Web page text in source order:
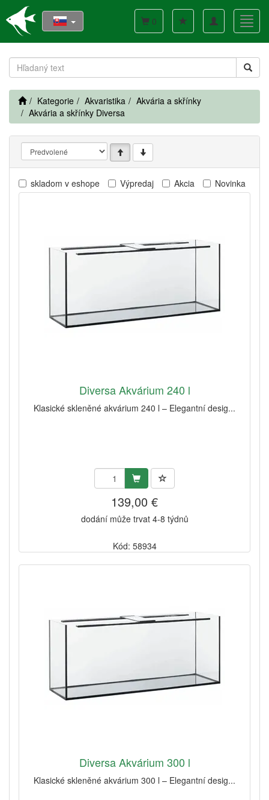
Toggle
navigation
0
Kategorie Akvaristika
Akvária a skřínky
Akvária a skřínky Diversa
skladom v eshope Výpredaj Akcia Novinka
Diversa Akvárium 240 l
Klasické skleněné akvárium 240 l – Elegantní desig...
139,00 €
dodání může trvat 4-8 týdnů
Kód: 58934
Diversa Akvárium 300 l
Klasické skleněné akvárium 300 l – Elegantní desig...